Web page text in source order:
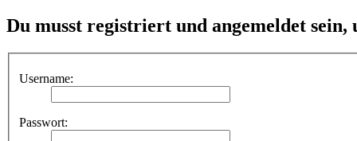
Du musst registriert und angemeldet sein,
Username:
Passwort: